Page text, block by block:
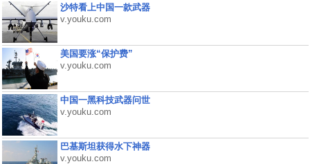
沙特看上中国一款武器
v.youku.com
美国要涨“保护费”
v.youku.com
中国一黑科技武器问世
v.youku.com
巴基斯坦获得水下神器
v.youku.com